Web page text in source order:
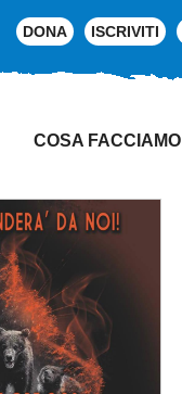
DONA ISCRIVITI
COSA FACCIAMO